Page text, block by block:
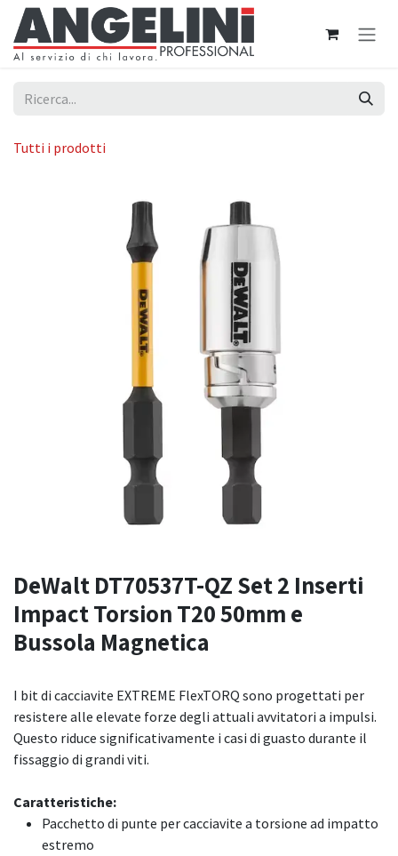
Passa al contenuto
Tutti i prodotti
DeWalt DT70537T-QZ Set 2 Inserti
Impact Torsion T20 50mm e
Bussola Magnetica
I bit di cacciavite EXTREME FlexTORQ sono progettati per
resistere alle elevate forze degli attuali avvitatori a impulsi.
Questo riduce significativamente i casi di guasto durante il
fissaggio di grandi viti.
Caratteristiche:
Pacchetto di punte per cacciavite a torsione ad impatto
estremo